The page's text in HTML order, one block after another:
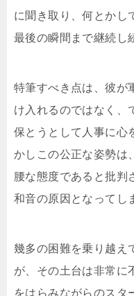
に聞き取り、何とかし
最後の瞬間まで継続し
特筆すべき点は、彼が
け入れるのではなく、
保とうとして人事に心
かしこの公正な姿勢は
腰な態度であると批判
和音の原因となってし
幾多の困難を乗り越え
が、その土台は非常に
をはらみながらのスタ